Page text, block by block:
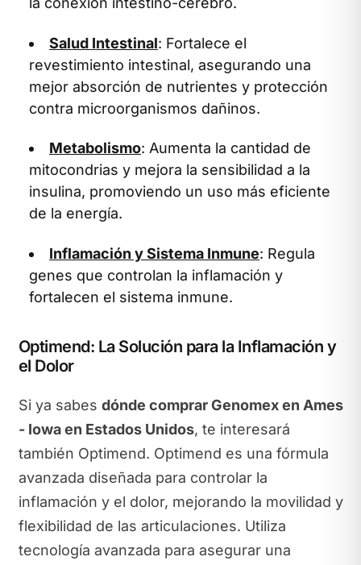
Salud Intestinal: Fortalece el
revestimiento intestinal, asegurando una
mejor absorción de nutrientes y protección
contra microorganismos dañinos.
Metabolismo: Aumenta la cantidad de
mitocondrias y mejora la sensibilidad a la
insulina, promoviendo un uso más eficiente
de la energía.
Inflamación y Sistema Inmune: Regula
genes que controlan la inflamación y
fortalecen el sistema inmune.
Optimend: La Solución para la Inflamación y
el Dolor
Si ya sabes dónde comprar Genomex en Ames
- Iowa en Estados Unidos, te interesará
también Optimend. Optimend es una fórmula
avanzada diseñada para controlar la
inflamación y el dolor, mejorando la movilidad y
flexibilidad de las articulaciones. Utiliza
tecnología avanzada para asegurar una